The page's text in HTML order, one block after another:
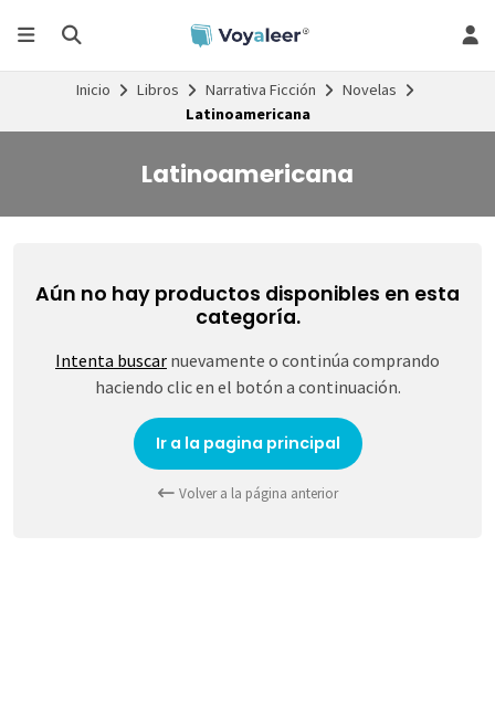
Inicio Libros Narrativa Ficción
Novelas
Latinoamericana
Latinoamericana
Aún no hay productos disponibles en esta
categoría.
Intenta buscar nuevamente o continúa comprando
haciendo clic en el botón a continuación.
Ir a la pagina principal
Volver a la página anterior